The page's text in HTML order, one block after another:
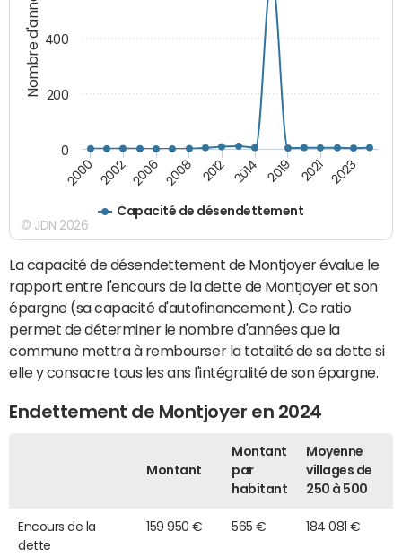
Nombre d'années
Capacité de désendettement
2000 2002 2006 2008 2012 2014 2019 2021 2023
0
200
400
© JDN 2026
La capacité de désendettement de Montjoyer évalue le
rapport entre l'encours de la dette de Montjoyer et son
épargne (sa capacité d'autofinancement). Ce ratio
permet de déterminer le nombre d'années que la
commune mettra à rembourser la totalité de sa dette si
elle y consacre tous les ans l'intégralité de son épargne.
Endettement de Montjoyer en 2024
Montant
Montant
par
habitant
Moyenne
villages de
250 à 500
Encours de la
dette
159 950 € 565 € 184 081 €